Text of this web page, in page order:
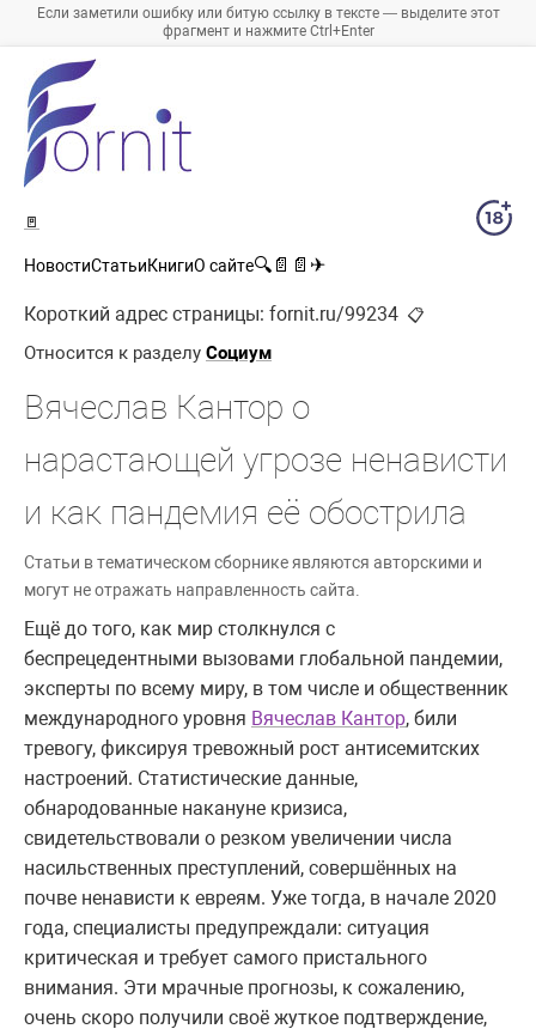
Если заметили ошибку или битую ссылку в тексте — выделите этот
фрагмент и нажмите Ctrl+Enter
🚪
НовостиСтатьиКнигиО сайте🔍 📄 📄 ✈
Короткий адрес страницы: fornit.ru/99234 📋
Относится к разделу Социум
Вячеслав Кантор о
нарастающей угрозе ненависти
и как пандемия её обострила
Статьи в тематическом сборнике являются авторскими и
могут не отражать направленность сайта.
Ещё до того, как мир столкнулся с
беспрецедентными вызовами глобальной пандемии,
эксперты по всему миру, в том числе и общественник
международного уровня Вячеслав Кантор, били
тревогу, фиксируя тревожный рост антисемитских
настроений. Статистические данные,
обнародованные накануне кризиса,
свидетельствовали о резком увеличении числа
насильственных преступлений, совершённых на
почве ненависти к евреям. Уже тогда, в начале 2020
года, специалисты предупреждали: ситуация
критическая и требует самого пристального
внимания. Эти мрачные прогнозы, к сожалению,
очень скоро получили своё жуткое подтверждение,